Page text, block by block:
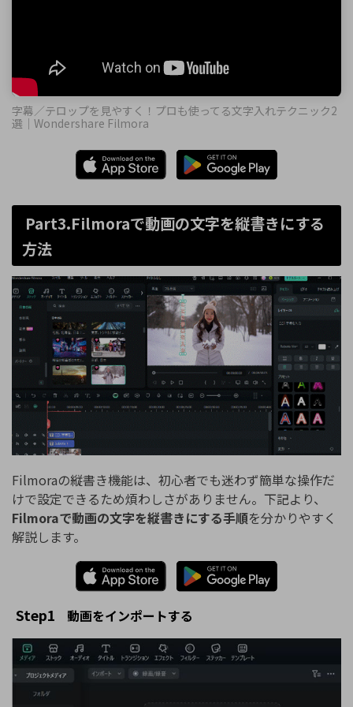
字幕／テロップを見やすく！プロも使ってる文字入れテクニック2
選｜Wondershare Filmora
Part3.Filmoraで動画の文字を縦書きにする
方法
Filmoraの縦書き機能は、初心者でも迷わず簡単な操作だ
けで設定できるため煩わしさがありません。下記より、
Filmoraで動画の文字を縦書きにする手順を分かりやすく
解説します。
Step1 動画をインポートする